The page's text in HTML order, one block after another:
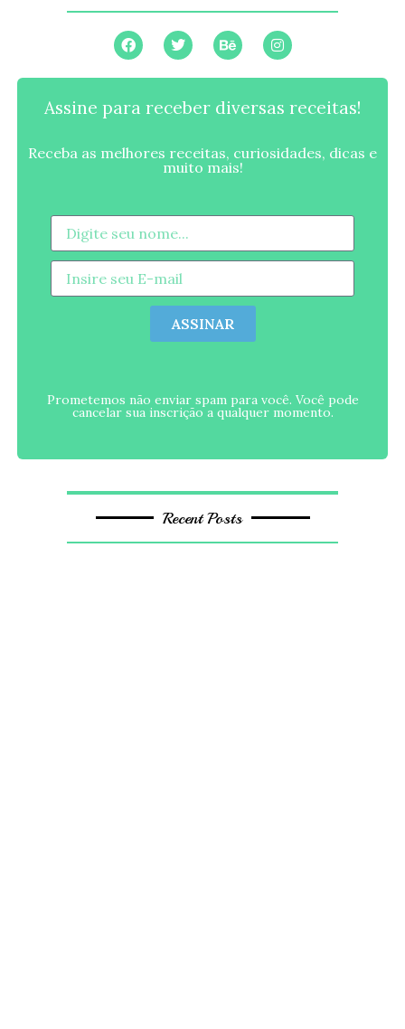
Assine para receber diversas receitas!
Receba as melhores receitas, curiosidades, dicas e
muito mais!
ASSINAR
Prometemos não enviar spam para você. Você pode
cancelar sua inscrição a qualquer momento.
Recent Posts